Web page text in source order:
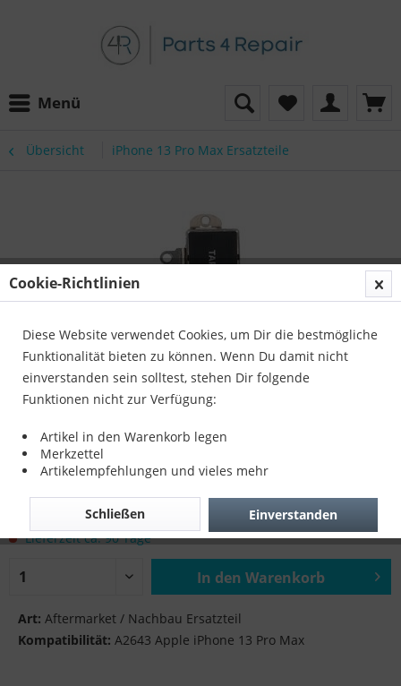
Menü
Übersicht iPhone 13 Pro Max Ersatzteile
12,90 € *
zzgl. Versandkosten
Lieferzeit ca. 90 Tage
In den Warenkorb
Hinzugefügt
Art: Aftermarket / Nachbau Ersatzteil
Kompatibilität: A2643 Apple iPhone 13 Pro Max
Cookie-Richtlinien
Diese Website verwendet Cookies, um Dir die bestmögliche
Funktionalität bieten zu können. Wenn Du damit nicht
einverstanden sein solltest, stehen Dir folgende
Funktionen nicht zur Verfügung:
Artikel in den Warenkorb legen
Merkzettel
Artikelempfehlungen und vieles mehr
Einverstanden
Schließen